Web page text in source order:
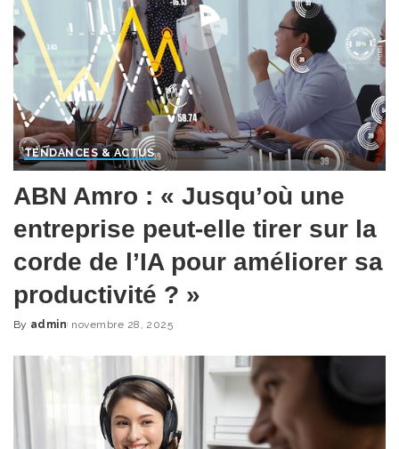
TENDANCES & ACTUS
ABN Amro : « Jusqu’où une
entreprise peut-elle tirer sur la
corde de l’IA pour améliorer sa
productivité ? »
Posted
By admin novembre 28, 2025